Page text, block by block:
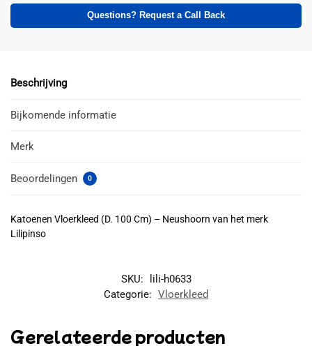
Questions? Request a Call Back
Beschrijving
Bijkomende informatie
Merk
Beoordelingen 0
Katoenen Vloerkleed (D. 100 Cm) – Neushoorn van het merk
Lilipinso
SKU:
lili-h0633
Categorie: Vloerkleed
Gerelateerde producten